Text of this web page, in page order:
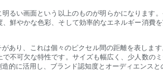
るい画面という以上のものが明らかになりま
鮮やかな色彩、そして効率的なエネルギー消費
あり、これは個々のピクセル間の距離を表し
不可欠な特性です。サイズも幅広く、少人数
的に活用し、ブランド認知度とオーディエンスと